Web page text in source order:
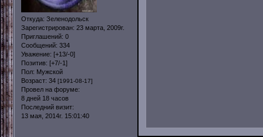
Откуда: Зеленодольск
Зарегистрирован: 23 марта, 2009г.
Приглашений: 0
Сообщений: 334
Уважение: [+13/-0]
Позитив: [+7/-1]
Пол: Мужской
Возраст: 34 [1991-08-17]
Провел на форуме:
8 дней 18 часов
Последний визит:
13 мая, 2014г. 15:01:40